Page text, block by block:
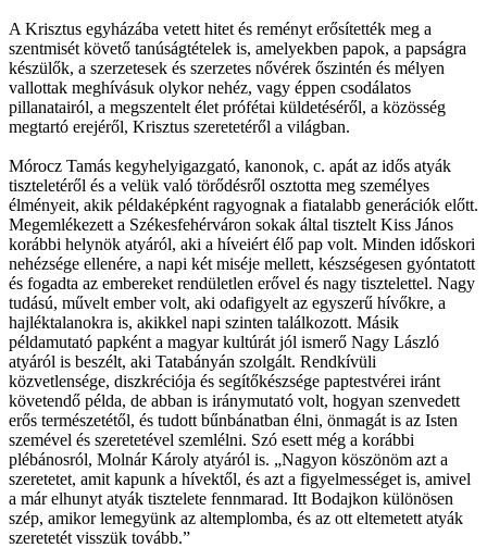
A Krisztus egyházába vetett hitet és reményt erősítették meg a
szentmisét követő tanúságtételek is, amelyekben papok, a papságra
készülők, a szerzetesek és szerzetes nővérek őszintén és mélyen
vallottak meghívásuk olykor nehéz, vagy éppen csodálatos
pillanatairól, a megszentelt élet prófétai küldetéséről, a közösség
megtartó erejéről, Krisztus szeretetéről a világban.
Mórocz Tamás kegyhelyigazgató, kanonok, c. apát az idős atyák
tiszteletéről és a velük való törődésről osztotta meg személyes
élményeit, akik példaképként ragyognak a fiatalabb generációk előtt.
Megemlékezett a Székesfehérváron sokak által tisztelt Kiss János
korábbi helynök atyáról, aki a híveiért élő pap volt. Minden időskori
nehézsége ellenére, a napi két miséje mellett, készségesen gyóntatott
és fogadta az embereket rendületlen erővel és nagy tisztelettel. Nagy
tudású, művelt ember volt, aki odafigyelt az egyszerű hívőkre, a
hajléktalanokra is, akikkel napi szinten találkozott. Másik
példamutató papként a magyar kultúrát jól ismerő Nagy László
atyáról is beszélt, aki Tatabányán szolgált. Rendkívüli
közvetlensége, diszkréciója és segítőkészsége paptestvérei iránt
követendő példa, de abban is iránymutató volt, hogyan szenvedett
erős természetétől, és tudott bűnbánatban élni, önmagát is az Isten
szemével és szeretetével szemlélni. Szó esett még a korábbi
plébánosról, Molnár Károly atyáról is. „Nagyon köszönöm azt a
szeretetet, amit kapunk a hívektől, és azt a figyelmességet is, amivel
a már elhunyt atyák tisztelete fennmarad. Itt Bodajkon különösen
szép, amikor lemegyünk az altemplomba, és az ott eltemetett atyák
szeretetét visszük tovább.”